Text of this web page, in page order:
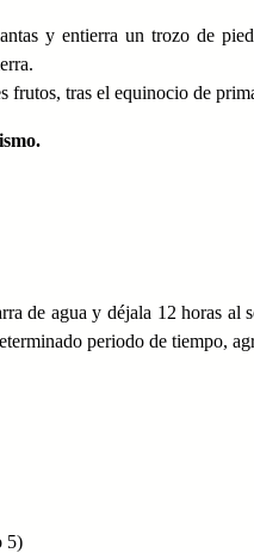
y entierra un trozo de
frutos, tras el equinocio de
de agua y déjala 12 horas al
periodo de tiempo,
5)